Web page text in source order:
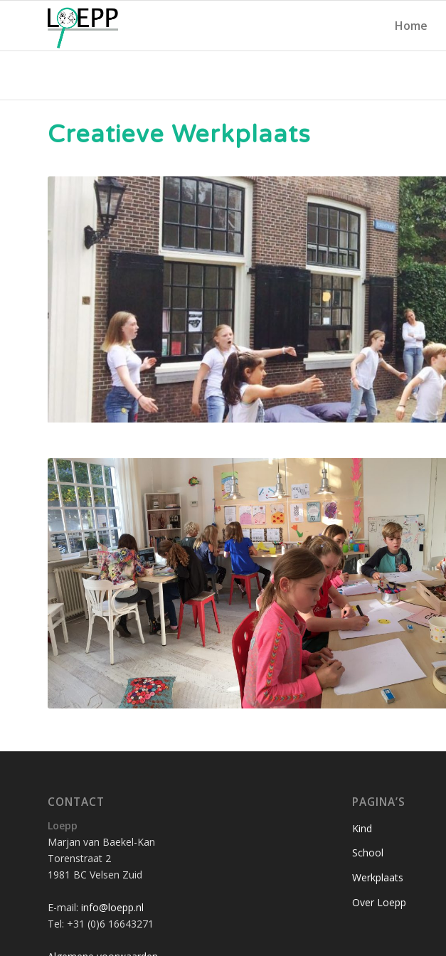
Home
Creatieve Werkplaats
CONTACT
Loepp
Marjan van Baekel-Kan
Torenstraat 2
1981 BC Velsen Zuid
E-mail: info@loepp.nl
Tel: +31 (0)6 16643271
PAGINA’S
Kind
School
Werkplaats
Over Loepp